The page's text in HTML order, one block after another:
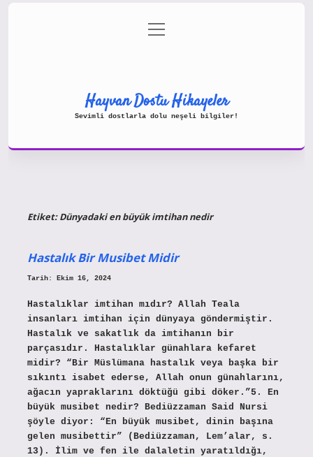
Gizlilik Politikası
menüyü
aç
Hayvan Dostu Hikayeler
Sevimli dostlarla dolu neşeli bilgiler!
Etiket:Dünyadaki en büyük imtihan nedir
Hastalık Bir Musibet Midir
Tarih: Ekim 16, 2024
Hastalıklar imtihan mıdır? Allah Teala
insanları imtihan için dünyaya göndermiştir.
Hastalık ve sakatlık da imtihanın bir
parçasıdır. Hastalıklar günahlara kefaret
midir? “Bir Müslümana hastalık veya başka bir
sıkıntı isabet ederse, Allah onun günahlarını,
ağacın yapraklarını döktüğü gibi döker.”5. En
büyük musibet nedir? Bediüzzaman Said Nursi
şöyle diyor: “En büyük musibet, dinin başına
gelen musibettir” (Bediüzzaman, Lem’alar, s.
13). İlim ve fen ile dalaletin yaratıldığı,